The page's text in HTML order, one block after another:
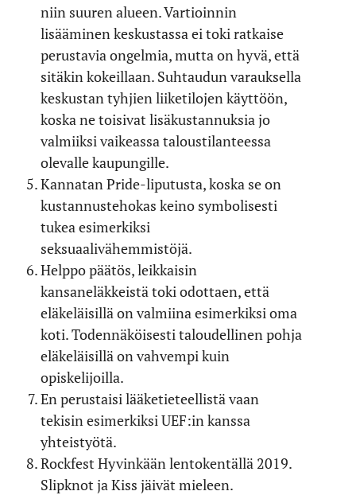
niin suuren alueen. Vartioinnin
lisääminen keskustassa ei toki ratkaise
perustavia ongelmia, mutta on hyvä, että
sitäkin kokeillaan. Suhtaudun varauksella
keskustan tyhjien liiketilojen käyttöön,
koska ne toisivat lisäkustannuksia jo
valmiiksi vaikeassa taloustilanteessa
olevalle kaupungille.
Kannatan Pride-liputusta, koska se on
kustannustehokas keino symbolisesti
tukea esimerkiksi
seksuaalivähemmistöjä.
Helppo päätös, leikkaisin
kansaneläkkeistä toki odottaen, että
eläkeläisillä on valmiina esimerkiksi oma
koti. Todennäköisesti taloudellinen pohja
eläkeläisillä on vahvempi kuin
opiskelijoilla.
En perustaisi lääketieteellistä vaan
tekisin esimerkiksi UEF:in kanssa
yhteistyötä.
Rockfest Hyvinkään lentokentällä 2019.
Slipknot ja Kiss jäivät mieleen.